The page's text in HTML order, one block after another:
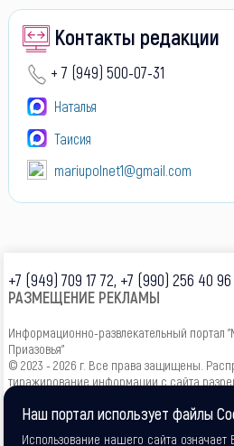
Контакты редакции
+ 7 (949) 500-07-31
Наталья
Таисия
mariupolnet1@gmail.com
+7 (949) 709 17 72, +7 (990) 256 40 96
РАЗМЕЩЕНИЕ РЕКЛАМЫ
Информационно-развлекательный портал
Приазовья"
© 2023 - 2026 г. Все права защищены.
тиражирование информации с сайта
Наш портал использует файлы
Использование нашего сайта означает